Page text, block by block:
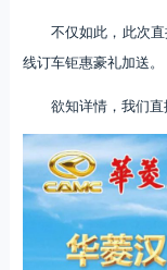
不仅如此，此次
线订车钜惠豪礼加送。
欲知详情，我们直